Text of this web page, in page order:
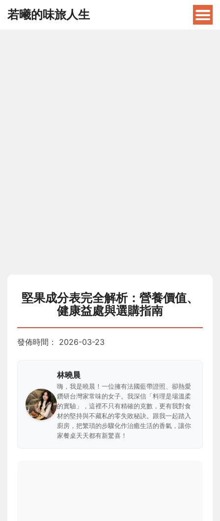
若曦的味旅人生
堅果成分表完全解析：營養價值、
健康益處與選購指南
發佈時間： 2026-03-23
林曉晨
嗨，我是曉晨！一位擁有法國藍帶證照、卻熱愛
鑽研台灣家常味的女子。我深信「料理是場溫柔
的實驗」，這裡不只有精確的克數，更有我對食
材的堅持與不藏私的零失敗秘訣。跟我一起踏入
廚房，把繁瑣的步驟化作治癒生活的香氣，讓你
家餐桌天天都有新驚喜！